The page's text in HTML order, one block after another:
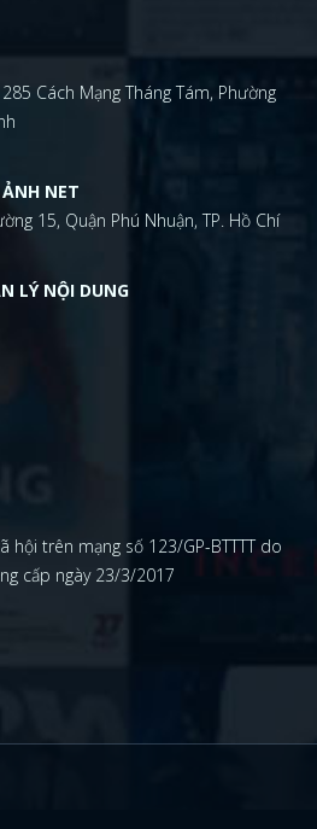
Cách Mạng Tháng Tám, Phường
NET
15, Quận Phú Nhuận, TP. Hồ Chí
LÝ NỘI DUNG
hội trên mạng số 123/GP-BTTTT do
cấp ngày 23/3/2017